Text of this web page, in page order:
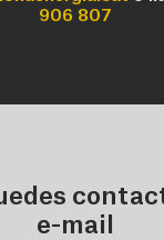
906 807
e-mail